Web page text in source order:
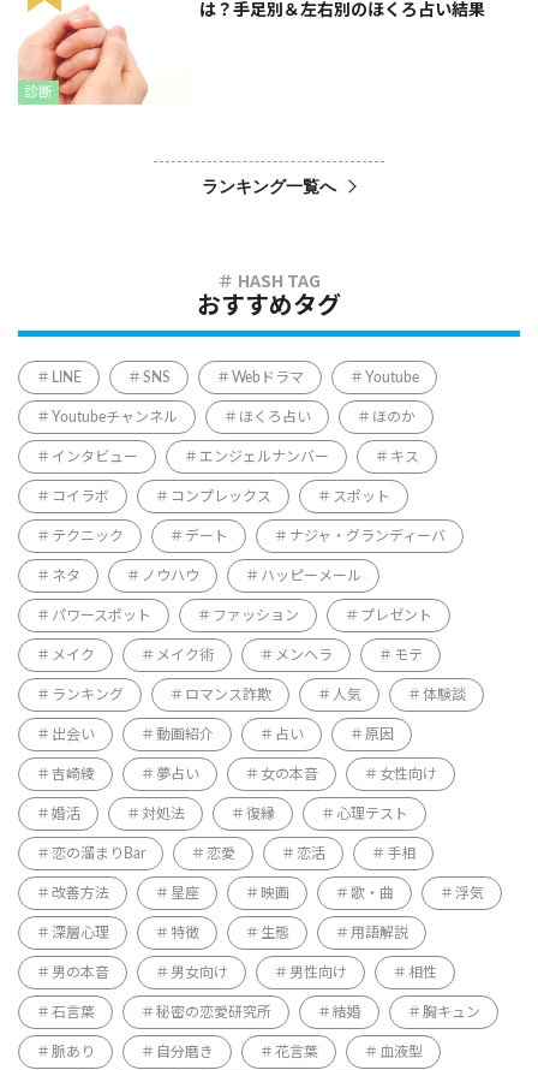
診断
は？手足別＆左右別のほくろ占い結果
ランキング一覧へ
おすすめタグ
LINE SNS Webドラマ Youtube
Youtubeチャンネル ほくろ占い ほのか
インタビュー エンジェルナンバー キス
コイラボ コンプレックス スポット
テクニック デート ナジャ・グランディーバ
ネタ ノウハウ ハッピーメール
パワースポット ファッション プレゼント
メイク メイク術 メンヘラ モテ
ランキング ロマンス詐欺 人気 体験談
出会い 動画紹介 占い 原因
吉崎綾 夢占い 女の本音 女性向け
婚活 対処法 復縁 心理テスト
恋の溜まりBar 恋愛 恋活 手相
改善方法 星座 映画 歌・曲 浮気
深層心理 特徴 生態 用語解説
男の本音 男女向け 男性向け 相性
石言葉 秘密の恋愛研究所 結婚 胸キュン
脈あり 自分磨き 花言葉 血液型